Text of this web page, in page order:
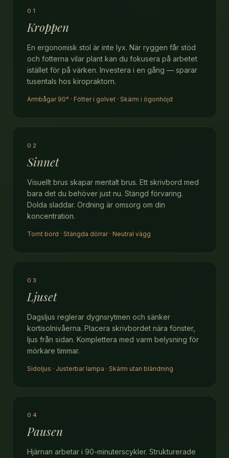
01
Kroppen
En ergonomisk stol är inte lyx. När ryggen får stöd
och fotterna vilar plant kan du fokusera på arbetet
istället för på värken. Investera i en gång — sparar
tusentals hos kiropraktorn.
Armbågar 90° · Fötter i golvet · Skärm i ögonhöjd
02
Sinnet
Visuellt brus skapar mentalt brus. Ett skrivbord med
bara det du behöver just nu. Stängd förvaring.
Dolda sladdar. Ordning är omsorg om din
koncentration.
Tomt bord · Stängda dörrar · Neutral vägg
03
Ljuset
Dagsljus reglerar dygnsrytmen och sänker
kortisolnivåerna. Placera skrivbordet nära fönster,
ljus från sidan. Komplettera med varm belysning för
mörkare timmar.
Sidoljus · Justerbar lampa · Skärm utan bländning
04
Pausen
Hjärnan arbetar i 90-minuterscykler. Strukturerade